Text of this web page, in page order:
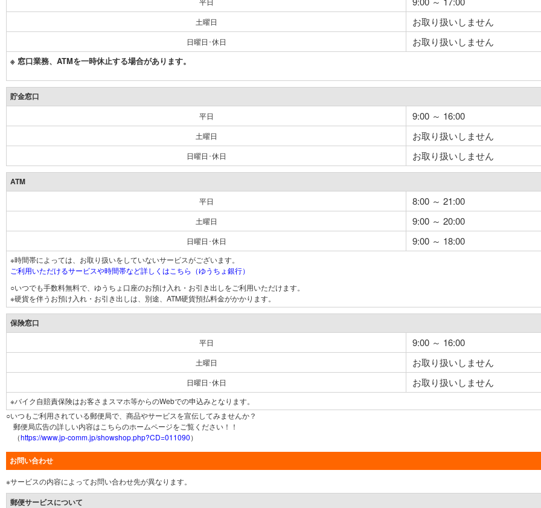
土曜日 お取り扱いしません
日曜日･休日 お取り扱いしません
※ 窓口業務、ATMを一時休止する場合があります。
貯金窓口
平日 9:00 ～ 16:00
土曜日 お取り扱いしません
日曜日･休日 お取り扱いしません
ATM
平日 8:00 ～ 21:00
土曜日 9:00 ～ 20:00
日曜日･休日 9:00 ～ 18:00
※時間帯によっては、お取り扱いをしていないサービスがございます。
ご利用いただけるサービスや時間帯など詳しくはこちら（ゆうちょ銀行）
○いつでも手数料無料で、ゆうちょ口座のお預け入れ・お引き出しをご利用いただけます。
※硬貨を伴うお預け入れ・お引き出しは、別途、ATM硬貨預払料金がかかります。
保険窓口
平日 9:00 ～ 16:00
土曜日 お取り扱いしません
日曜日･休日 お取り扱いしません
※バイク自賠責保険はお客さまスマホ等からのWebでの申込みとなります。
○いつもご利用されている郵便局で、商品やサービスを宣伝してみませんか？
郵便局広告の詳しい内容はこちらのホームページをご覧ください！！
（https://www.jp-comm.jp/showshop.php?CD=011090）
お問い合わせ
※サービスの内容によってお問い合わせ先が異なります。
郵便サービスについて